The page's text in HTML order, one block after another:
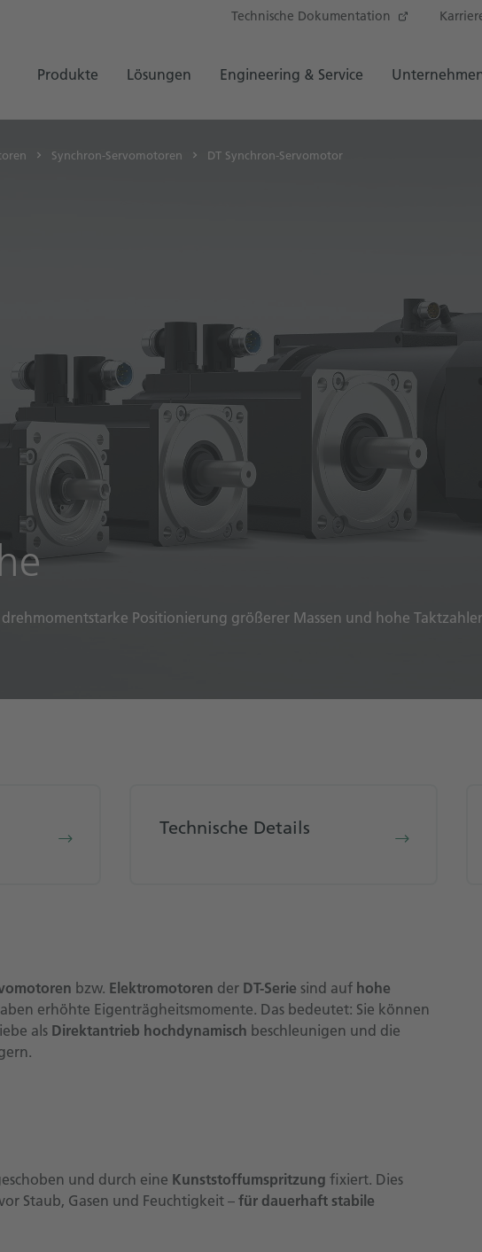
Technische Dokumentation
Produkte Lösungen Engineering & Service
Synchron-Servomotoren DT Synchron-Servomotor
Positionierung größerer Massen und hohe
Technische Details
bzw. Elektromotoren der DT-Serie sind auf hohe
erhöhte Eigenträgheitsmomente. Das bedeutet: Sie können
als Direktantrieb hochdynamisch beschleunigen und die
und durch eine Kunststoffumspritzung fixiert. Dies
Staub, Gasen und Feuchtigkeit – für dauerhaft stabile